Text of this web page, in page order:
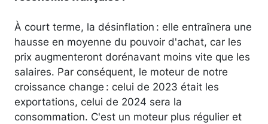
À court terme, la désinflation : elle entraînera une
hausse en moyenne du pouvoir d'achat, car les
prix augmenteront dorénavant moins vite que les
salaires. Par conséquent, le moteur de notre
croissance change : celui de 2023 était les
exportations, celui de 2024 sera la
consommation. C'est un moteur plus régulier et